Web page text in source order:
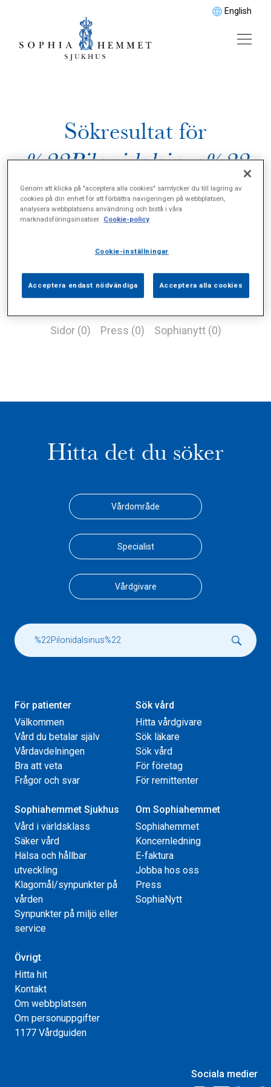
English
Sökresultat för
%22Pilonidalsinus%22
Sidor (0) Press (0) Sophianytt (0)
Hitta det du söker
Vårdområde
Specialist
Vårdgivare
För patienter
Välkommen
Vård du betalar själv
Vårdavdelningen
Bra att veta
Frågor och svar
Sök vård
Hitta vårdgivare
Sök läkare
Sök vård
För företag
För remittenter
Sophiahemmet Sjukhus
Vård i världsklass
Säker vård
Hälsa och hållbar
utveckling
Klagomål/synpunkter på
vården
Synpunkter på miljö eller
service
Om Sophiahemmet
Sophiahemmet
Koncernledning
E-faktura
Jobba hos oss
Press
SophiaNytt
Övrigt
Hitta hit
Kontakt
Om webbplatsen
Om personuppgifter
1177 Vårdguiden
Sociala medier
Genom att klicka på "acceptera alla cookies" samtycker du till lagring av
cookies på din enhet för att förbättra navigeringen på webbplatsen,
analysera webbplatsens användning och bistå i våra
marknadsföringsinsatser. Cookie-policy
Cookie-inställningar
Acceptera endast nödvändiga Acceptera alla cookies